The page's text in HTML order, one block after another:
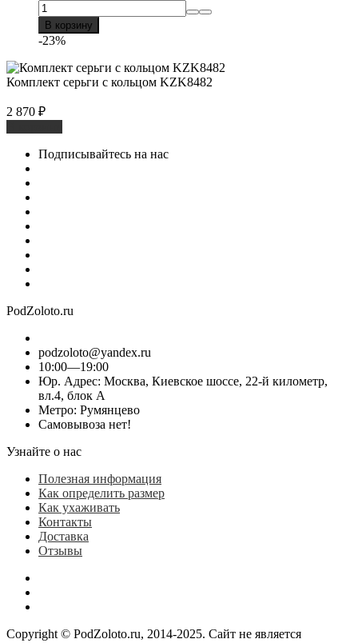
В корзину
-23%
Комплект серьги с кольцом KZK8482
2 870 ₽
Подписывайтесь на нас
PodZoloto.ru
podzoloto@yandex.ru
10:00—19:00
Юр. Адреc: Москва, Киевское шоссе, 22-й километр,
вл.4, блок А
Метро: Румянцево
Самовывоза нет!
Узнайте о нас
Полезная информация
Как определить размер
Как ухаживать
Контакты
Доставка
Отзывы
Copyright © PodZoloto.ru, 2014-2025. Сайт не является